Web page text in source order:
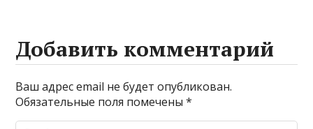
Добавить комментарий
Ваш адрес email не будет опубликован.
Обязательные поля помечены*